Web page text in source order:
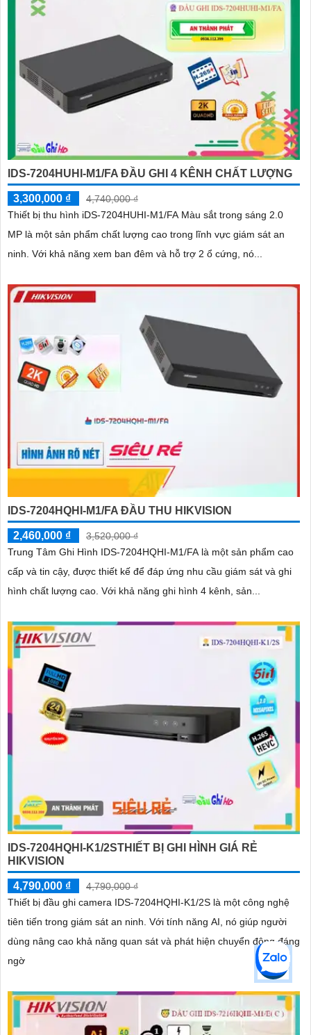
IDS-7204HUHI-M1/FA ĐẦU GHI 4 KÊNH CHẤT LƯỢNG
3,300,000 ₫
4,740,000 ₫
Thiết bị thu hình iDS-7204HUHI-M1/FA Màu sắt trong sáng 2.0
MP là một sản phẩm chất lượng cao trong lĩnh vực giám sát an
ninh. Với khả năng xem ban đêm và hỗ trợ 2 ổ cứng, nó...
IDS-7204HQHI-M1/FA ĐẦU THU HIKVISION
2,460,000 ₫
3,520,000 ₫
Trung Tâm Ghi Hình IDS-7204HQHI-M1/FA là một sản phẩm cao
cấp và tin cậy, được thiết kế để đáp ứng nhu cầu giám sát và ghi
hình chất lượng cao. Với khả năng ghi hình 4 kênh, sản...
IDS-7204HQHI-K1/2STHIẾT BỊ GHI HÌNH GIÁ RẺ
HIKVISION
4,790,000 ₫
4,790,000 ₫
Thiết bị đầu ghi camera IDS-7204HQHI-K1/2S là một công nghệ
tiên tiến trong giám sát an ninh. Với tính năng AI, nó giúp người
dùng nâng cao khả năng quan sát và phát hiện chuyển động đáng
ngờ